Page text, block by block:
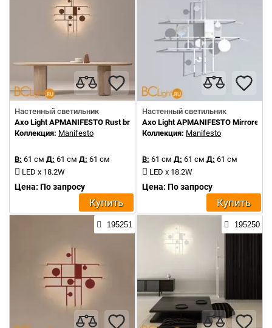
Настенный светильник
Axo Light APMANIFESTO Rust brown
Коллекция: Manifesto
В: 61 см Д: 61 см Д: 61 см
LED x 18.2W
Цена: По запросу
Купить
Настенный светильник
Axo Light APMANIFESTO Mirrored
Коллекция: Manifesto
В: 61 см Д: 61 см Д: 61 см
LED x 18.2W
Цена: По запросу
Купить
195251 195250